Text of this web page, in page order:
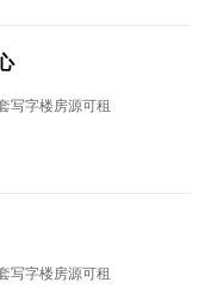
写字楼房源可租
写字楼房源可租